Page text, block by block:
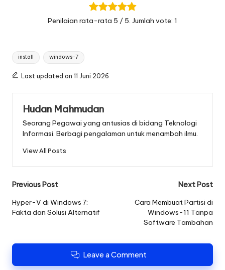
Penilaian rata-rata 5 / 5. Jumlah vote: 1
Tags:
install windows-7
Last updated on 11 Juni 2026
Hudan Mahmudan
Seorang Pegawai yang antusias di bidang Teknologi
Informasi. Berbagi pengalaman untuk menambah ilmu.
View All Posts
Post
navigation
Previous Post
Hyper-V di Windows 7:
Fakta dan Solusi Alternatif
Next Post
Cara Membuat Partisi di
Windows-11 Tanpa
Software Tambahan
Leave a Comment